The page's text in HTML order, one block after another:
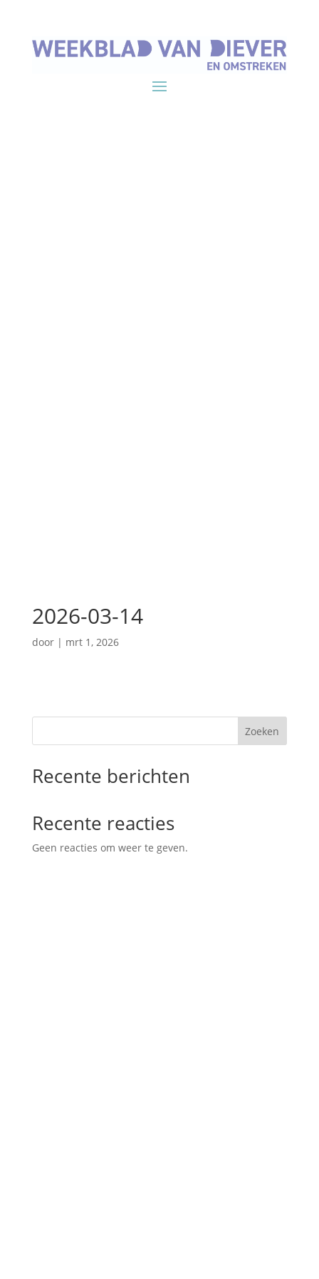
2026-03-14
door | mrt 1, 2026
Zoeken
Recente berichten
Recente reacties
Geen reacties om weer te geven.